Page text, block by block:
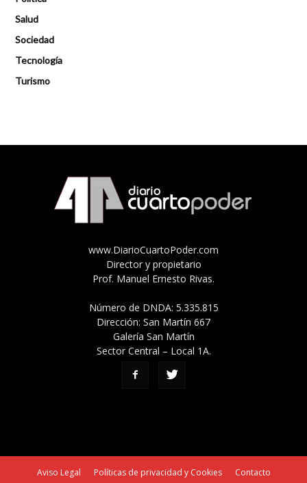
Salud
Sociedad
Tecnología
Turismo
www.DiarioCuartoPoder.com
Director y propietario
Prof. Manuel Ernesto Rivas.
Número de DNDA: 5.335.815
Dirección: San Martín 667
Galería San Martín
Sector Central – Local 1A.
Aviso Legal Políticas de privacidad y Cookies Contacto